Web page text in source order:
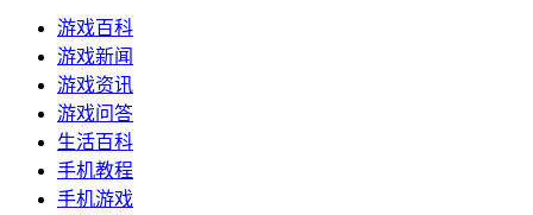
游戏百科
游戏新闻
游戏资讯
游戏问答
生活百科
手机教程
手机游戏